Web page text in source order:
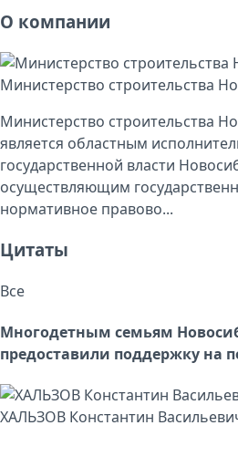
О компании
Министерство строительства
Министерство строительства
является областным
государственной власти
осуществляющим
нормативное правово...
Цитаты
Все
Многодетным семьям
предоставили поддержку на
ХАЛЬЗОВ Константин